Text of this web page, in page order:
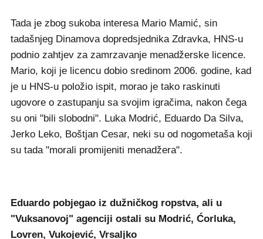
Tada je zbog sukoba interesa Mario Mamić, sin
tadašnjeg Dinamova dopredsjednika Zdravka, HNS-u
podnio zahtjev za zamrzavanje menadžerske licence.
Mario, koji je licencu dobio sredinom 2006. godine, kad
je u HNS-u položio ispit, morao je tako raskinuti
ugovore o zastupanju sa svojim igračima, nakon čega
su oni "bili slobodni". Luka Modrić, Eduardo Da Silva,
Jerko Leko, Boštjan Cesar, neki su od nogometaša koji
su tada "morali promijeniti menadžera".
Eduardo pobjegao iz dužničkog ropstva, ali u
"Vuksanovoj" agenciji ostali su Modrić, Ćorluka,
Lovren, Vukojević, Vrsaljko